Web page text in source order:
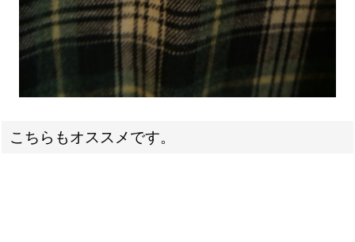
こちらもオススメです。